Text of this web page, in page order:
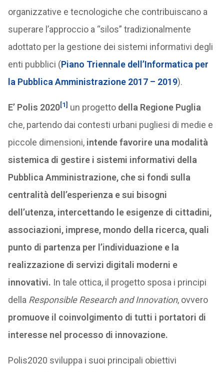
organizzative e tecnologiche che contribuiscano a
superare l’approccio a “silos” tradizionalmente
adottato per la gestione dei sistemi informativi degli
enti pubblici (Piano Triennale dell’Informatica per
la Pubblica Amministrazione 2017 – 2019).
E’ Polis 2020[1] un progetto della Regione Puglia
che, partendo dai contesti urbani pugliesi di medie e
piccole dimensioni,intende favorire una modalità
sistemica di gestire i sistemi informativi della
Pubblica Amministrazione, che si fondi sulla
centralità dell’esperienza e sui bisogni
dell’utenza, intercettando le esigenze di cittadini,
associazioni, imprese, mondo della ricerca, quali
punto di partenza per l’individuazione e la
realizzazione di servizi digitali moderni e
innovativi. In tale ottica, il progetto sposa i principi
della Responsible Research and Innovation, ovvero
promuove il coinvolgimento di tutti i portatori di
interesse nel processo di innovazione.
Polis2020 sviluppa i suoi principali obiettivi